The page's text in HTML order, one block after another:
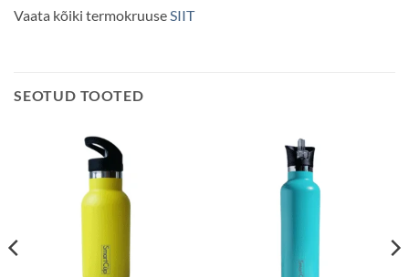
Vaata kõiki termokruuse SIIT
SEOTUD TOOTED